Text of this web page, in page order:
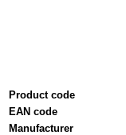
Product code
EAN code
Manufacturer